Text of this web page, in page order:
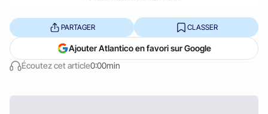
Écoutez cet article0:00min
PARTAGER CLASSER
Ajouter Atlantico en favori sur Google